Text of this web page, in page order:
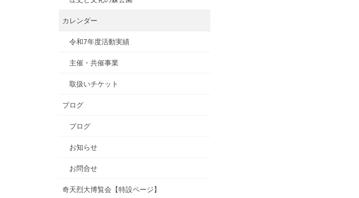
カレンダー
令和7年度活動実績
主催・共催事業
取扱いチケット
ブログ
ブログ
お知らせ
お問合せ
奇天烈大博覧会【特設ページ】